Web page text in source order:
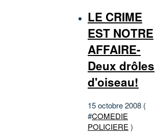
LE CRIME
EST NOTRE
AFFAIRE-
Deux drôles
d'oiseau!
15 octobre 2008 (
#COMEDIE
POLICIERE )